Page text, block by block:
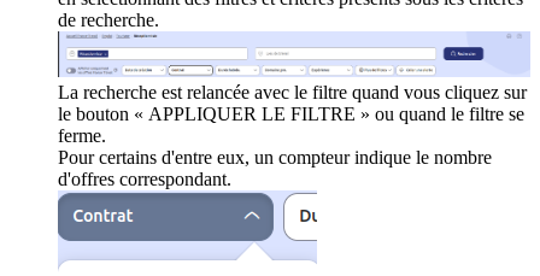
de recherche.
La recherche est relancée avec le filtre quand vous cliquez sur
le bouton « APPLIQUER LE FILTRE » ou quand le filtre se
ferme.
Pour certains d'entre eux, un compteur indique le nombre
d'offres correspondant.